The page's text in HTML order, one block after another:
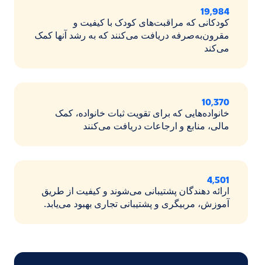
19,984
کودکانی که مراقبت‌های کودک با کیفیت و
مقرون‌به‌صرفه دریافت می‌کنند که به رشد آنها کمک
می‌کند
10,370
خانواده‌هایی که برای تقویت ثبات خانواده، کمک
مالی، منابع و ارجاعات دریافت می‌کنند
4,501
ارائه دهندگان پشتیبانی می‌شوند و کیفیت از طریق
آموزش، مربیگری و پشتیبانی تجاری بهبود می‌یابد.